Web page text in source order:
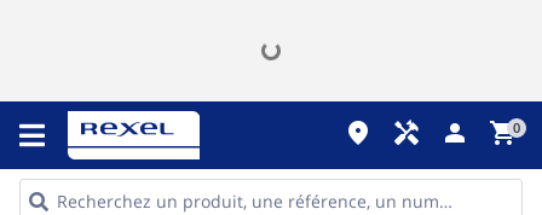
place handyman person shopping_cart0